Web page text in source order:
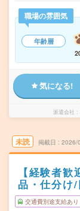
職場の雰囲気
年齢層
気になる!
派遣会社
未読 掲載日 2026/
【経験者
品・仕分け
交通費別途支給あり